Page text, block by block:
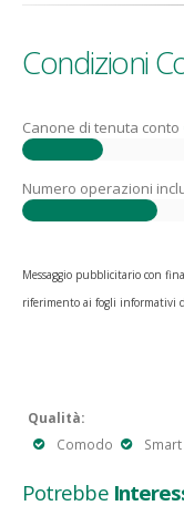
Condizioni
Canone di tenuta conto
Numero operazioni
Messaggio pubblicitario con
riferimento ai fogli informativi
Qualità:
Comodo
Smart
Potrebbe